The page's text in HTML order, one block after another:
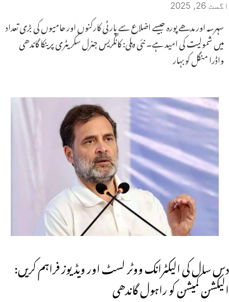
اگست 26, 2025
سہرسہ اور مدھے پورہ جیسے اضلاع سے پارٹی کارکنوں اور حامیوں کی بڑی تعداد
میں شمولیت کی امید ہے۔ نئی دہلی: کانگریس جنرل سکریٹری پرینکا گاندھی
واڈرا منگل کو بہار
دس سال کی الیکٹرانک ووٹر لسٹ اور ویڈیوز فراہم کریں:
الیکشن کمیشن کو راہول گاندھی